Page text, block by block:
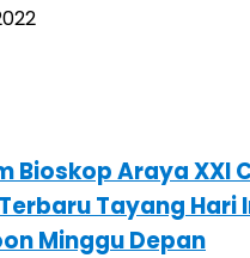
Bioskop Araya XXI
Tayang Hari
Minggu Depan